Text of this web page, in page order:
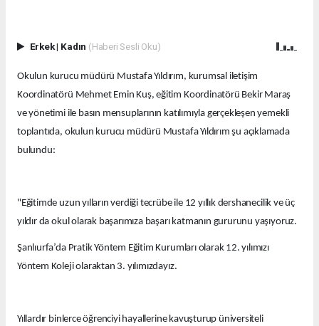
Erkek| Kadın (Haberi Sesli Oku)
Okulun kurucu müdürü Mustafa Yıldırım, kurumsal iletişim
Koordinatörü Mehmet Emin Kuş, eğitim Koordinatörü Bekir Maraş
ve yönetimi ile basın mensuplarının katılımıyla gerçekleşen yemekli
toplantıda, okulun kurucu müdürü Mustafa Yıldırım şu açıklamada
bulundu:
"Eğitimde uzun yılların verdiği tecrübe ile 12 yıllık dershanecilik ve üç
yıldır da okul olarak başarımıza başarı katmanın gururunu yaşıyoruz.
Şanlıurfa’da Pratik Yöntem Eğitim Kurumları olarak 12. yılımızı
Yöntem Koleji olaraktan 3. yılımızdayız.
Yıllardır binlerce öğrenciyi hayallerine kavuşturup üniversiteli